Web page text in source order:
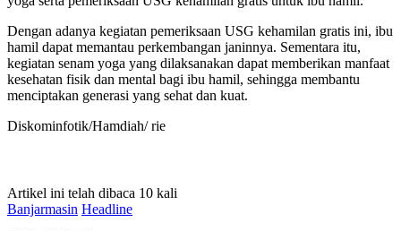
Dengan adanya kegiatan pemeriksaan USG kehamilan gratis ini, ibu
hamil dapat memantau perkembangan janinnya. Sementara itu,
kegiatan senam yoga yang dilaksanakan dapat memberikan manfaat
kesehatan fisik dan mental bagi ibu hamil, sehingga membantu
menciptakan generasi yang sehat dan kuat.
Diskominfotik/Hamdiah/ rie
Artikel ini telah dibaca 10 kali
Banjarmasin Headline